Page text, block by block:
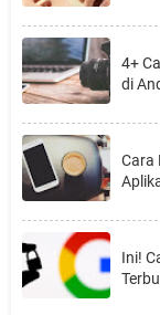
4+
di
Cara
Ini!